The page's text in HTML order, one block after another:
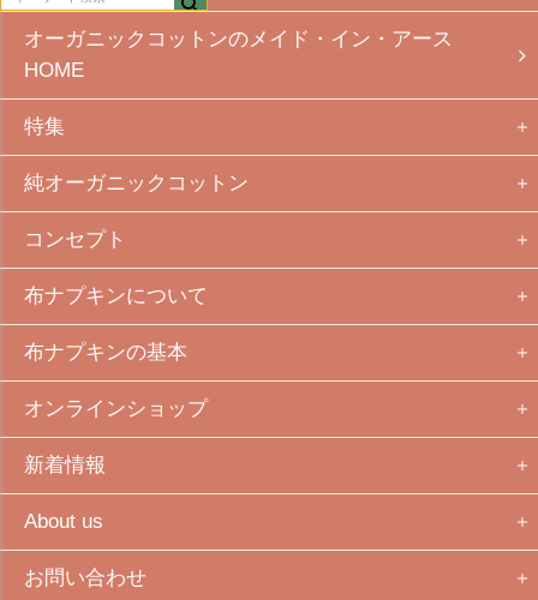
オーガニックコットンのメイド・イン・アース
HOME
特集
純オーガニックコットン
コンセプト
布ナプキンについて
布ナプキンの基本
オンラインショップ
新着情報
About us
お問い合わせ